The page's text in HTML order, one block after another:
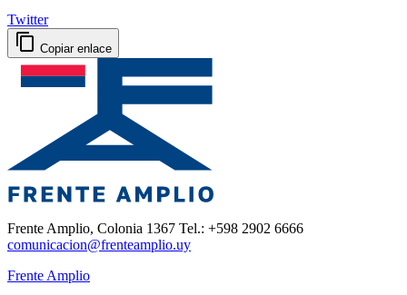
Twitter
Copiar enlace
Frente Amplio, Colonia 1367 Tel.: +598 2902 6666
comunicacion@frenteamplio.uy
Frente Amplio